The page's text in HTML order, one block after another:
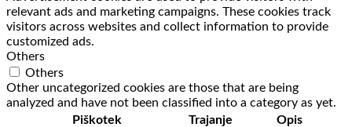
relevant ads and marketing campaigns. These cookies track
visitors across websites and collect information to provide
customized ads.
Others
Others
Other uncategorized cookies are those that are being
analyzed and have not been classified into a category as yet.
Piškotek
Trajanje
Opis